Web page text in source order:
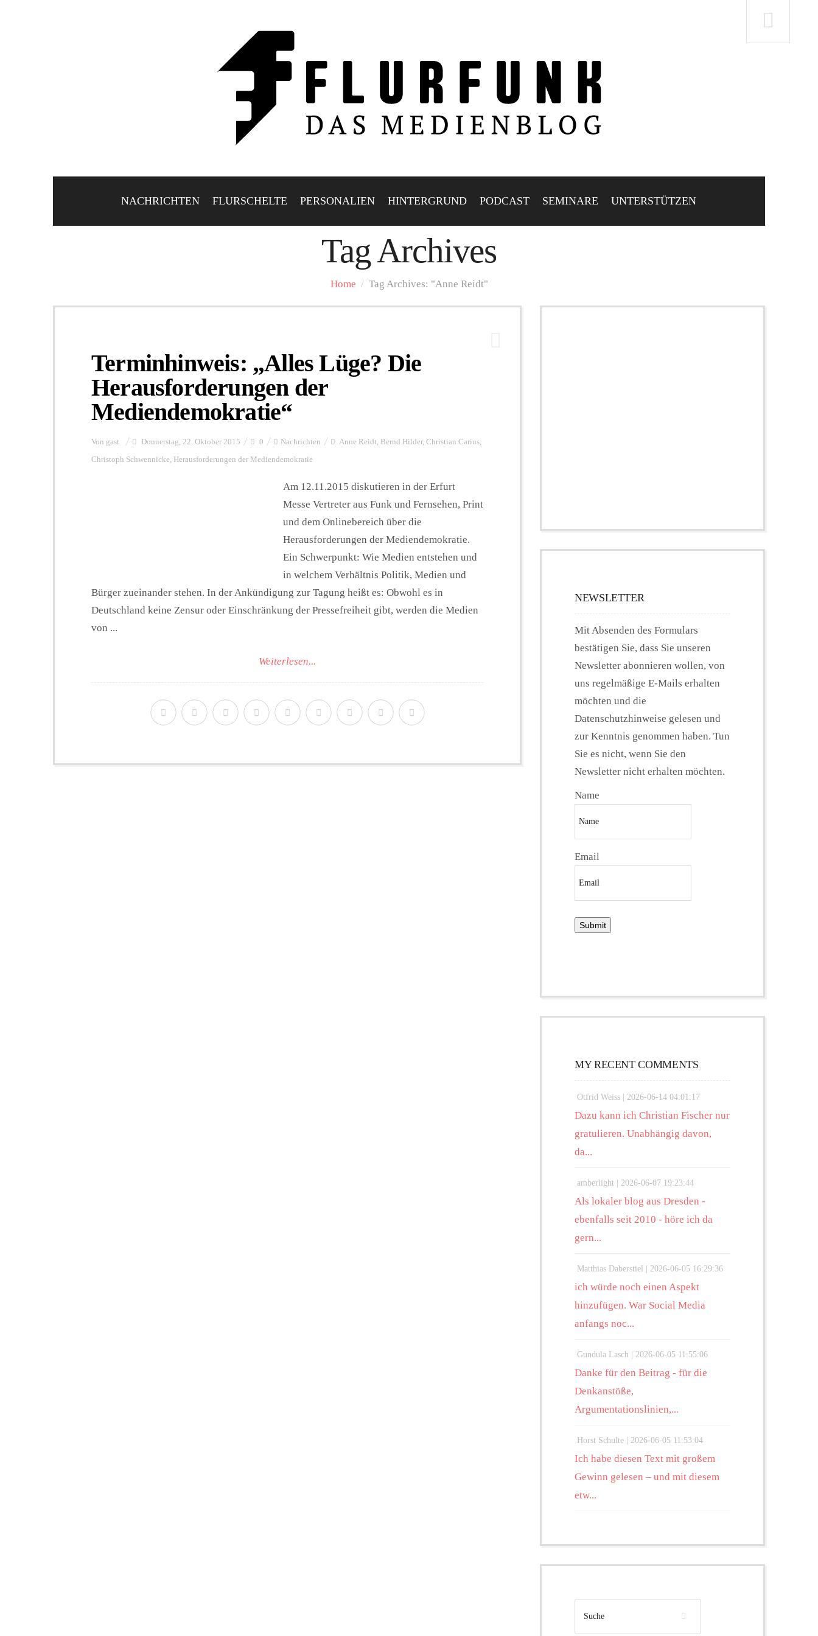
NACHRICHTEN FLURSCHELTE PERSONALIEN HINTERGRUND PODCAST SEMINARE UNTERSTÜTZEN
Tag Archives
Home / Tag Archives: "Anne Reidt"
Terminhinweis: „Alles Lüge? Die
Herausforderungen der
Mediendemokratie“
Von gast Donnerstag, 22. Oktober 2015 0 Nachrichten Anne Reidt, Bernd Hilder, Christian Carius,
Christoph Schwennicke, Herausforderungen der Mediendemokratie
Am 12.11.2015 diskutieren in der Erfurt
Messe Vertreter aus Funk und Fernsehen, Print
und dem Onlinebereich über die
Herausforderungen der Mediendemokratie.
Ein Schwerpunkt: Wie Medien entstehen und
in welchem Verhältnis Politik, Medien und
Bürger zueinander stehen. In der Ankündigung zur Tagung heißt es: Obwohl es in
Deutschland keine Zensur oder Einschränkung der Pressefreiheit gibt, werden die Medien
von ...
Weiterlesen...
NEWSLETTER
Mit Absenden des Formulars
bestätigen Sie, dass Sie unseren
Newsletter abonnieren wollen, von
uns regelmäßige E-Mails erhalten
möchten und die
Datenschutzhinweise gelesen und
zur Kenntnis genommen haben. Tun
Sie es nicht, wenn Sie den
Newsletter nicht erhalten möchten.
Name
Email
MY RECENT COMMENTS
Otfrid Weiss | 2026-06-14 04:01:17
Dazu kann ich Christian Fischer nur
gratulieren. Unabhängig davon,
da...
amberlight | 2026-06-07 19:23:44
Als lokaler blog aus Dresden -
ebenfalls seit 2010 - höre ich da
gern...
Matthias Daberstiel | 2026-06-05 16:29:36
ich würde noch einen Aspekt
hinzufügen. War Social Media
anfangs noc...
Gundula Lasch | 2026-06-05 11:55:06
Danke für den Beitrag - für die
Denkanstöße,
Argumentationslinien,...
Horst Schulte | 2026-06-05 11:53:04
Ich habe diesen Text mit großem
Gewinn gelesen – und mit diesem
etw...